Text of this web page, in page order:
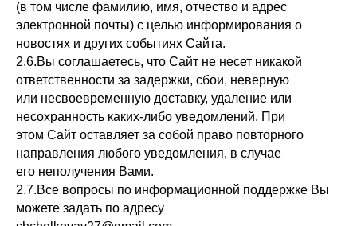
(в том числе фамилию, имя, отчество и адрес
электронной почты) с целью информирования о
новостях и других событиях Сайта.
2.6.Вы соглашаетесь, что Сайт не несет никакой
ответственности за задержки, сбои, неверную
или несвоевременную доставку, удаление или
несохранность каких-либо уведомлений. При
этом Сайт оставляет за собой право повторного
направления любого уведомления, в случае
его неполучения Вами.
2.7.Все вопросы по информационной поддержке Вы
можете задать по адресу